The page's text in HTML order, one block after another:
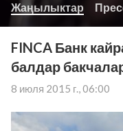
Жаңылыктар
FINCA Банк
балдар
8 июля 2015 г., 06:00